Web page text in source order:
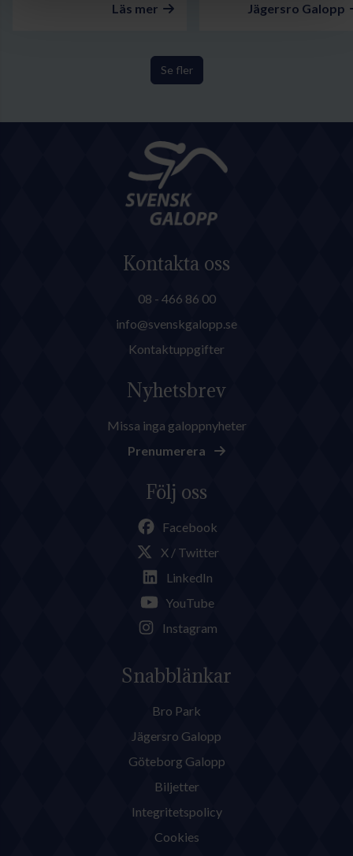
Läs mer Jägersro Galopp
Se fler
Kontakta oss
08 - 466 86 00
info@svenskgalopp.se
Kontaktuppgifter
Nyhetsbrev
Missa inga galoppnyheter
Prenumerera
Följ oss
Facebook
X / Twitter
LinkedIn
YouTube
Instagram
Snabblänkar
Bro Park
Jägersro Galopp
Göteborg Galopp
Biljetter
Integritetspolicy
Cookies